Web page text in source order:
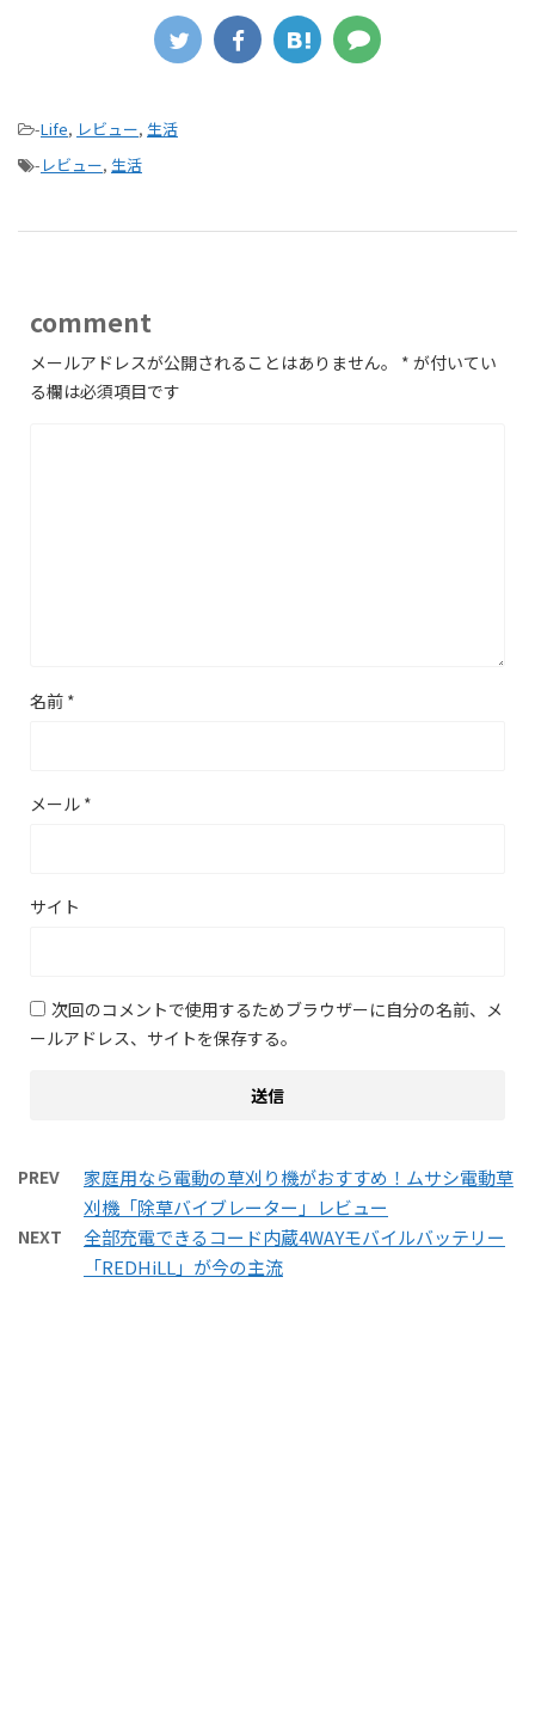
-Life, レビュー, 生活
- レビュー, 生活
comment
メールアドレスが公開されることはありません。 * が付いてい
る欄は必須項目です
名前 *
メール *
サイト
次回のコメントで使用するためブラウザーに自分の名前、メ
ールアドレス、サイトを保存する。
PREV
家庭用なら電動の草刈り機がおすすめ！ムサシ電動草
刈機「除草バイブレーター」レビュー
NEXT
全部充電できるコード内蔵4WAYモバイルバッテリー
「REDHiLL」が今の主流